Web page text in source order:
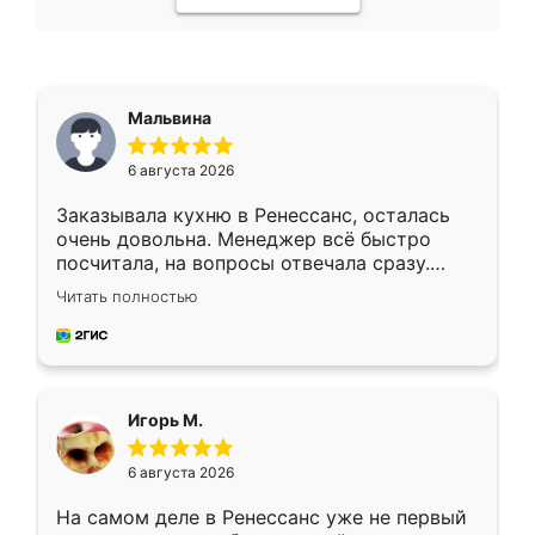
Мальвина
6 августа 2026
Заказывала кухню в Ренессанс, осталась
очень довольна. Менеджер всё быстро
посчитала, на вопросы отвечала сразу.
Замерщик приехал в субботу, подошёл к
делу со всей ответственностью. Собрали
за день, ребята работали аккуратно, даже
Читать полностью
Игорь М.
6 августа 2026
На самом деле в Ренессанс уже не первый